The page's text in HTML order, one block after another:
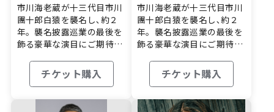
市川海老蔵が十三代目市川
團十郎白猿を襲名し､約２
年。襲名披露巡業の最後を
飾る豪華な演目にご期待下
チケット購入
市川海老蔵が十三代目市川
團十郎白猿を襲名し､約２
年。襲名披露巡業の最後を
飾る豪華な演目にご期待下
チケット購入